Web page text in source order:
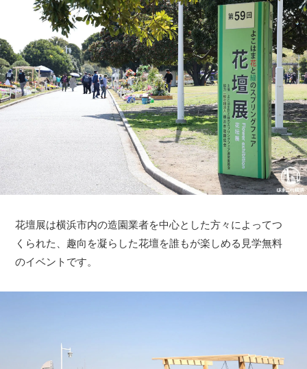
花壇展は横浜市内の造園業者を中心とした方々によってつ
くられた、趣向を凝らした花壇を誰もが楽しめる見学無料
のイベントです。